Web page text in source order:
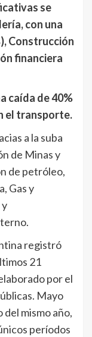
se
con una
Construcción
financiera
caída de 40%
el transporte.
a la suba
de Minas y
de petróleo,
Gas y
registró
21
por el
Mayo
del mismo año,
períodos